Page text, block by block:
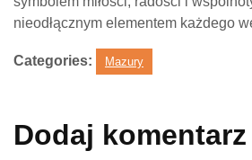
nieodłącznym elementem każdego
Categories: Mazury
Dodaj komentarz